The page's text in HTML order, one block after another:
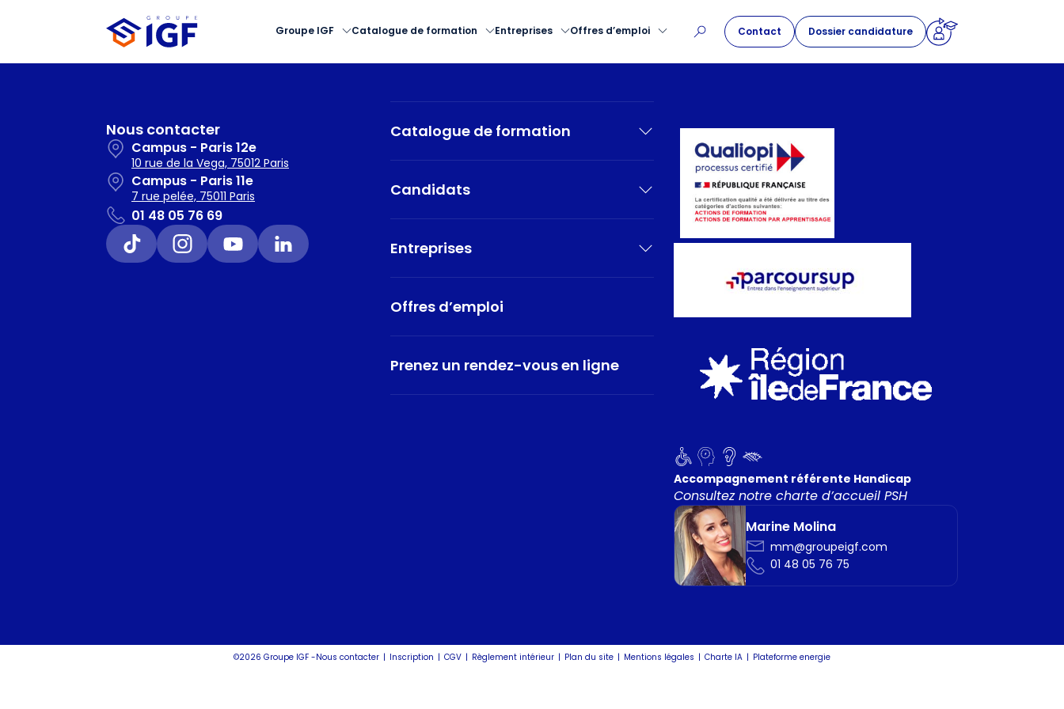
Groupe IGF Catalogue de formation Entreprises Offres d’emploi Contact Dossier candidature
Nous contacter
Campus - Paris 12e
10 rue de la Vega, 75012 Paris
Campus - Paris 11e
7 rue pelée, 75011 Paris
01 48 05 76 69
Catalogue de formation
Candidats
Entreprises
Offres d’emploi
Prenez un rendez-vous en ligne
Accompagnement référente Handicap
Consultez notre charte d’accueil PSH
Marine Molina
mm@groupeigf.com
01 48 05 76 75
©2026 Groupe IGF -Nous contacter Inscription CGV Règlement intérieur Plan du site Mentions légales Charte IA Plateforme energie